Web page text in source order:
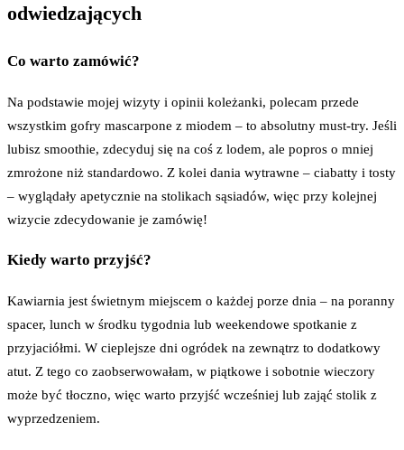
odwiedzających
Co warto zamówić?
Na podstawie mojej wizyty i opinii koleżanki, polecam przede
wszystkim gofry mascarpone z miodem – to absolutny must-try. Jeśli
lubisz smoothie, zdecyduj się na coś z lodem, ale popros o mniej
zmrożone niż standardowo. Z kolei dania wytrawne – ciabatty i tosty
– wyglądały apetycznie na stolikach sąsiadów, więc przy kolejnej
wizycie zdecydowanie je zamówię!
Kiedy warto przyjść?
Kawiarnia jest świetnym miejscem o każdej porze dnia – na poranny
spacer, lunch w środku tygodnia lub weekendowe spotkanie z
przyjaciółmi. W cieplejsze dni ogródek na zewnątrz to dodatkowy
atut. Z tego co zaobserwowałam, w piątkowe i sobotnie wieczory
może być tłoczno, więc warto przyjść wcześniej lub zająć stolik z
wyprzedzeniem.